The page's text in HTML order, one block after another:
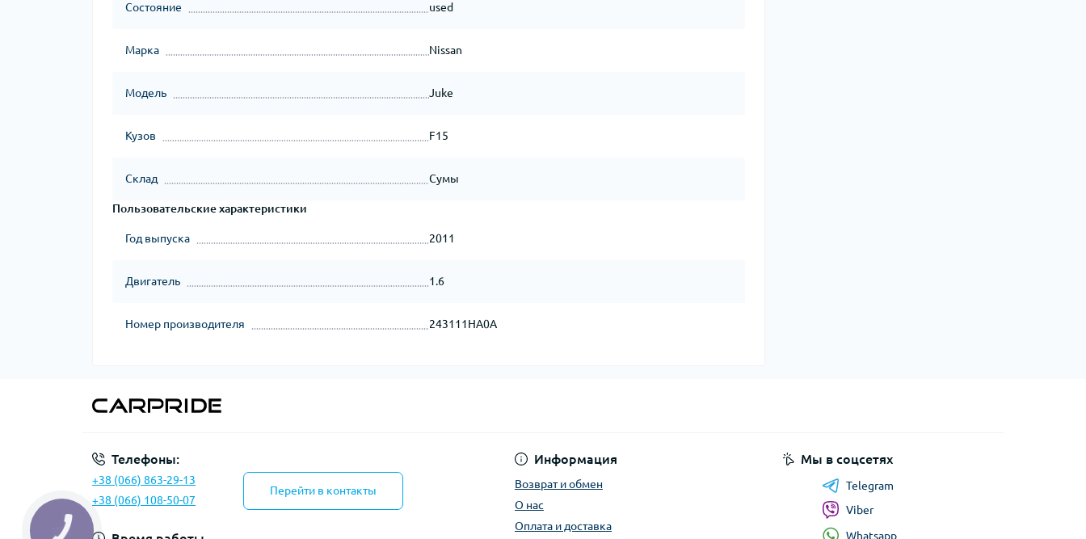
Состояние used
Марка Nissan
Модель Juke
Кузов F15
Склад Сумы
Пользовательские характеристики
Год выпуска 2011
Двигатель 1.6
Номер производителя 243111HA0A
Телефоны:
+38 (066) 863-29-13
+38 (066) 108-50-07
Перейти в контакты
Информация
Возврат и обмен
О нас
Оплата и доставка
Мы в соцсетях
Telegram
Viber
Whatsapp